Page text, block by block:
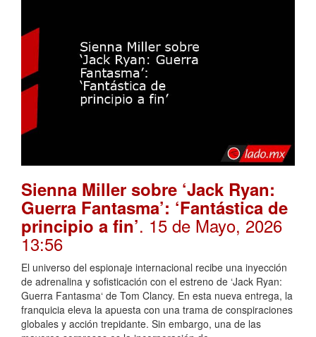
Sienna Miller sobre ‘Jack Ryan:
Guerra Fantasma’: ‘Fantástica de
principio a fin’. 15 de Mayo, 2026
13:56
El universo del espionaje internacional recibe una inyección
de adrenalina y sofisticación con el estreno de ‘Jack Ryan:
Guerra Fantasma‘ de Tom Clancy. En esta nueva entrega, la
franquicia eleva la apuesta con una trama de conspiraciones
globales y acción trepidante. Sin embargo, una de las